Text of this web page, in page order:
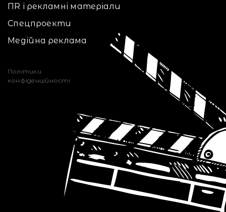
ПR і рекламні матеріали
Спецпроекти
Медійна реклама
Політики
конфіденційності